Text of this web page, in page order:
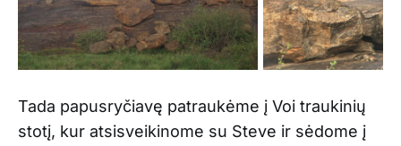
Tada papusryčiavę patraukėme į Voi traukinių
stotį, kur atsisveikinome su Steve ir sėdome į